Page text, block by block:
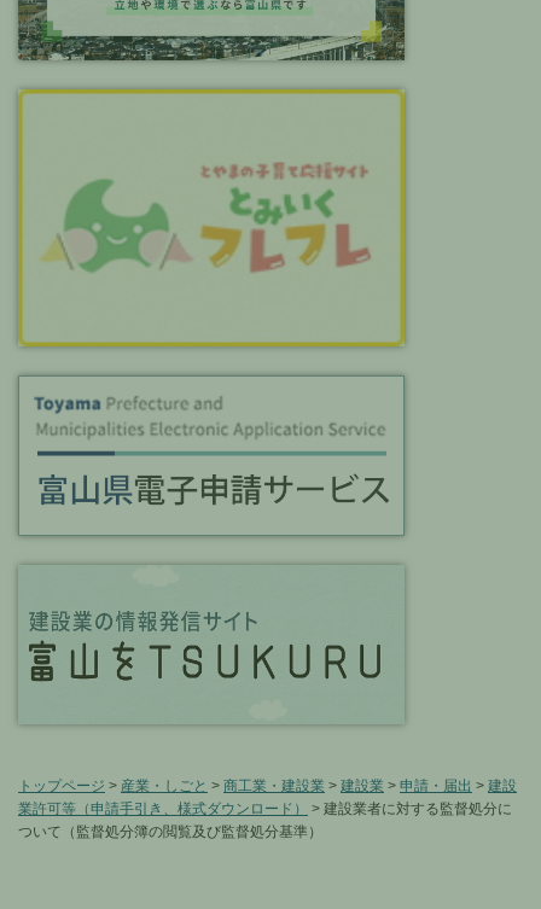
トップページ > 産業・しごと > 商工業・建設業 > 建設業 > 申請・届出 > 建設
業許可等（申請手引き、様式ダウンロード）
> 建設業者に対する監督処分に
ついて（監督処分簿の閲覧及び監督処分基準）